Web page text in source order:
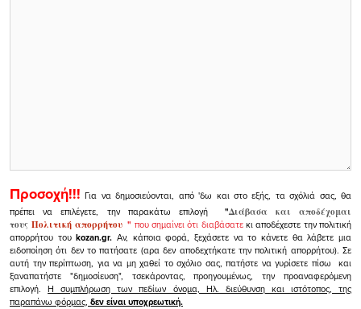
Προσοχή!!! Για να δημοσιεύονται, από 'δω και στο εξής, τα σχόλιά σας, θα
πρέπει να επιλέγετε, την παρακάτω επιλογή
"Διάβασα και αποδέχομαι
τουςΠολιτική απορρήτου" που σημαίνει ότι διαβάσατεκι αποδέχεστε την πολιτική
απορρήτου τουkozan.gr. Αν, κάποια φορά, ξεχάσετε να το κάνετε θα λάβετε μια
ειδοποίηση ότι δεν το πατήσατε (αρα δεν αποδεχτήκατε την πολιτική απορρήτου). Σε
αυτή την περίπτωση, για να μη χαθεί το σχόλιο σας, πατήστε να γυρίσετε πίσω και
ξαναπατήστε "δημοσίευση", τσεκάροντας, προηγουμένως, την προαναφερόμενη
επιλογή.Η συμπλήρωση των πεδίων όνομα, Ηλ. διεύθυνση και ιστότοπος, της
παραπάνω φόρμας, δεν είναι υποχρεωτική.